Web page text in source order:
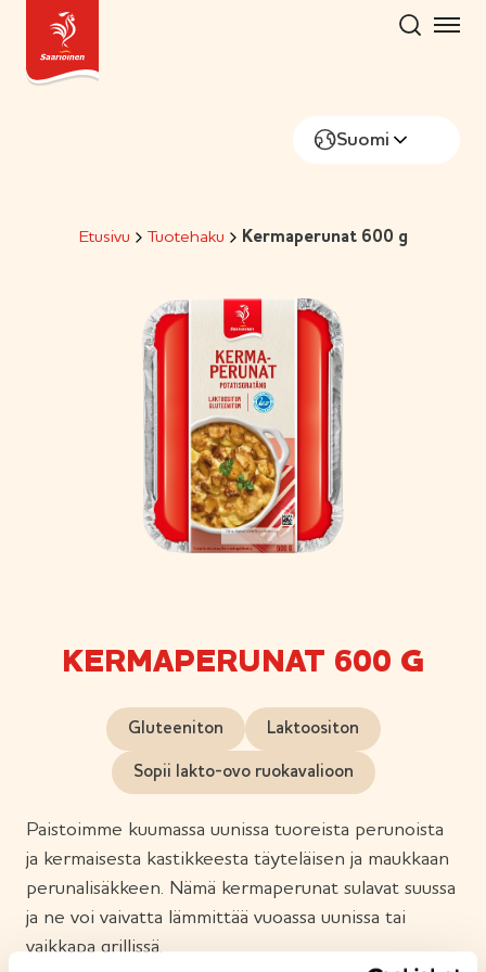
Hyppää
sisältöön
Suomi
Etusivu Tuotehaku Kermaperunat 600 g
KERMAPERUNAT 600 G
Gluteeniton Laktoositon
Sopii lakto-ovo ruokavalioon
Paistoimme kuumassa uunissa tuoreista perunoista
ja kermaisesta kastikkeesta täyteläisen ja maukkaan
perunalisäkkeen. Nämä kermaperunat sulavat suussa
ja ne voi vaivatta lämmittää vuoassa uunissa tai
vaikkapa grillissä.